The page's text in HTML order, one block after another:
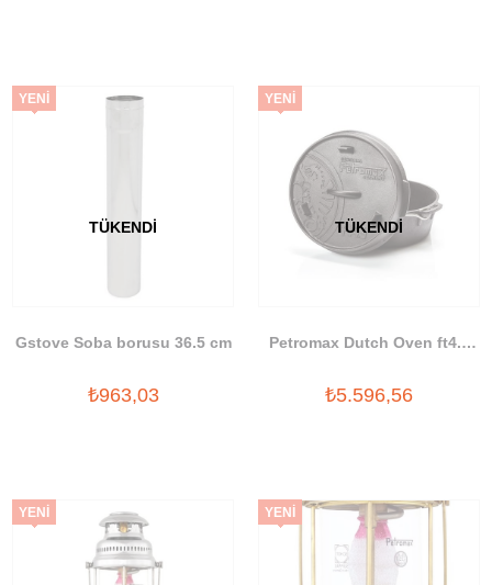
TÜKENDI
Gstove Soba borusu 36.5 cm
₺963,03
YENI
TÜKENDI
Petromax Dutch Oven ft4.5
₺5.596,56
YENI
YENI
YENI